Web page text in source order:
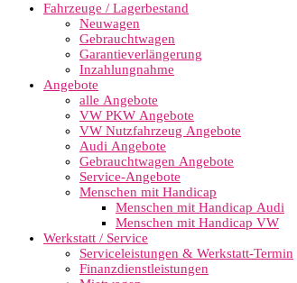
Fahrzeuge / Lagerbestand
Neuwagen
Gebrauchtwagen
Garantieverlängerung
Inzahlungnahme
Angebote
alle Angebote
VW PKW Angebote
VW Nutzfahrzeug Angebote
Audi Angebote
Gebrauchtwagen Angebote
Service-Angebote
Menschen mit Handicap
Menschen mit Handicap Audi
Menschen mit Handicap VW
Werkstatt / Service
Serviceleistungen & Werkstatt-Termin
Finanzdienstleistungen